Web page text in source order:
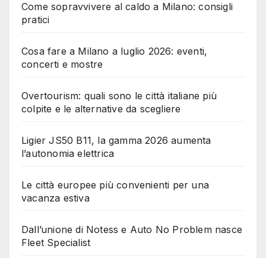
Come sopravvivere al caldo a Milano: consigli
pratici
Cosa fare a Milano a luglio 2026: eventi,
concerti e mostre
Overtourism: quali sono le città italiane più
colpite e le alternative da scegliere
Ligier JS50 B11, la gamma 2026 aumenta
l’autonomia elettrica
Le città europee più convenienti per una
vacanza estiva
Dall’unione di Notess e Auto No Problem nasce
Fleet Specialist